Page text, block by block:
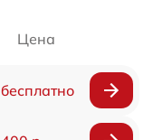
Цена
бесплатно